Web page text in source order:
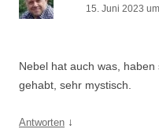
15. Juni 2023
Nebel hat auch was,
gehabt, sehr mystisch.
Antworten ↓